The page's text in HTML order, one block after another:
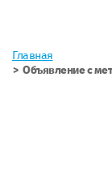
Главная
Объявление с